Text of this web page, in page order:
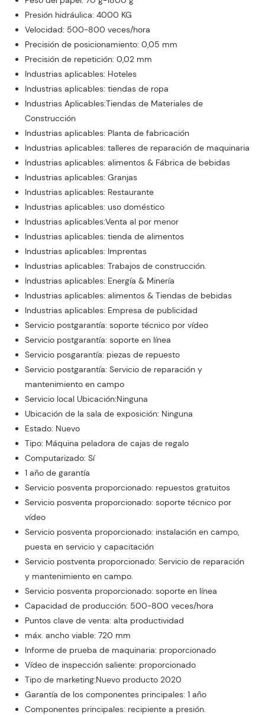
Presión hidráulica: 4000 KG
Velocidad: 500-800 veces/hora
Precisión de posicionamiento: 0,05 mm
Precisión de repetición: 0,02 mm
Industrias aplicables: Hoteles
Industrias aplicables: tiendas de ropa
Industrias Aplicables:Tiendas de Materiales de
Construcción
Industrias aplicables: Planta de fabricación
Industrias aplicables: talleres de reparación de maquinaria
Industrias aplicables: alimentos & Fábrica de bebidas
Industrias aplicables: Granjas
Industrias aplicables: Restaurante
Industrias aplicables: uso doméstico
Industrias aplicables:Venta al por menor
Industrias aplicables: tienda de alimentos
Industrias aplicables: Imprentas
Industrias aplicables: Trabajos de construcción.
Industrias aplicables: Energía & Minería
Industrias aplicables: alimentos & Tiendas de bebidas
Industrias aplicables: Empresa de publicidad
Servicio postgarantía: soporte técnico por vídeo
Servicio postgarantía: soporte en línea
Servicio posgarantía: piezas de repuesto
Servicio postgarantía: Servicio de reparación y
mantenimiento en campo
Servicio local Ubicación:Ninguna
Ubicación de la sala de exposición: Ninguna
Estado: Nuevo
Tipo: Máquina peladora de cajas de regalo
Computarizado: Sí
1 año de garantía
Servicio posventa proporcionado: repuestos gratuitos
Servicio posventa proporcionado: soporte técnico por
vídeo
Servicio posventa proporcionado: instalación en campo,
puesta en servicio y capacitación
Servicio postventa proporcionado: Servicio de reparación
y mantenimiento en campo.
Servicio posventa proporcionado: soporte en línea
Capacidad de producción: 500-800 veces/hora
Puntos clave de venta: alta productividad
máx. ancho viable: 720 mm
Informe de prueba de maquinaria: proporcionado
Vídeo de inspección saliente: proporcionado
Tipo de marketing:Nuevo producto 2020
Garantía de los componentes principales: 1 año
Componentes principales: recipiente a presión.